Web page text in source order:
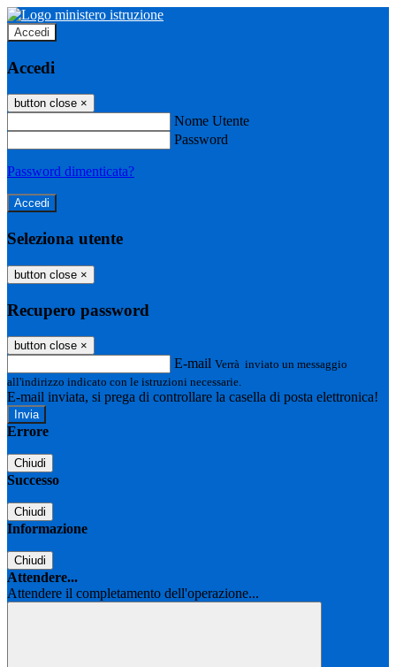
Accedi
Accedi
button close ×
Nome Utente
Password
Password dimenticata?
Seleziona utente
button close ×
Recupero password
button close ×
E-mail Verrà inviato un messaggio
all'indirizzo indicato con le istruzioni necessarie.
E-mail inviata, si prega di controllare la casella di posta elettronica!
Errore
Chiudi
Successo
Chiudi
Informazione
Chiudi
Attendere...
Attendere il completamento dell'operazione...